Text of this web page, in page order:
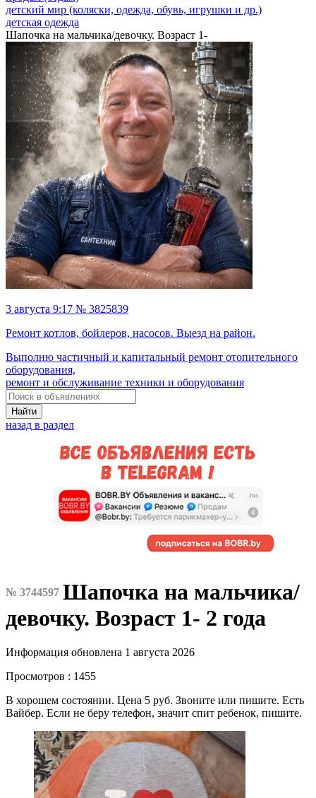
детский мир (коляски, одежда, обувь, игрушки и др.)
детская одежда
Шапочка на мальчика/девочку. Возраст 1-
3 августа 9:17 № 3825839
Ремонт котлов, бойлеров, насосов. Выезд на район.
Выполню частичный и капитальный ремонт отопительного
оборудования,
ремонт и обслуживание техники и оборудования
Найти
назад в раздел
№ 3744597 Шапочка на мальчика/
девочку. Возраст 1- 2 года
Информация обновлена 1 августа 2026
Просмотров : 1455
В хорошем состоянии. Цена 5 руб. Звоните или пишите. Есть
Вайбер. Если не беру телефон, значит спит ребенок, пишите.